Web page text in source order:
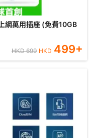
網萬用插座 (免費10GB
HKD699 HKD 499+